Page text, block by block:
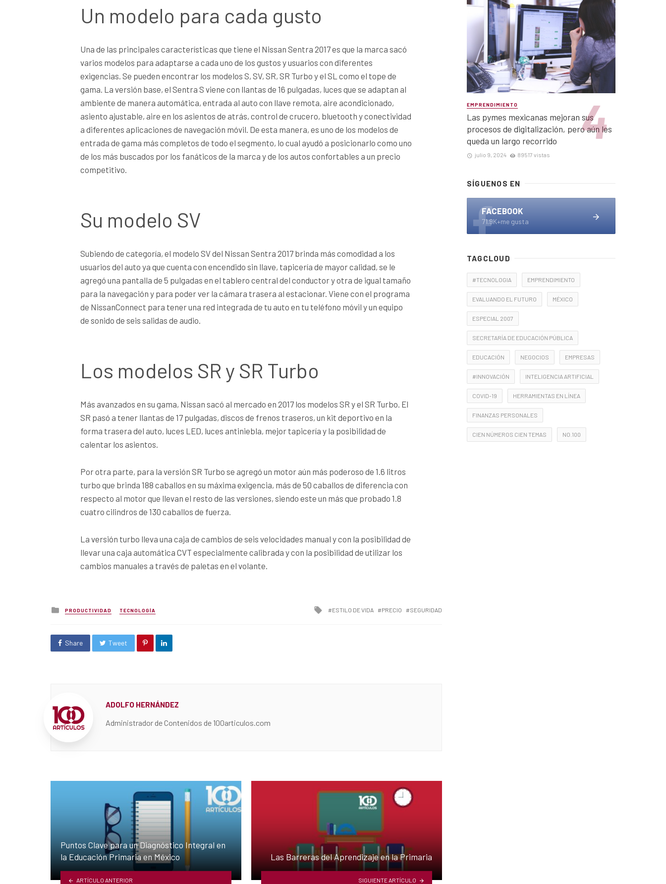
Un modelo para cada gusto
Una de las principales características que tiene el Nissan Sentra 2017 es que la marca sacó
varios modelos para adaptarse a cada uno de los gustos y usuarios con diferentes
exigencias. Se pueden encontrar los modelos S, SV, SR, SR Turbo y el SL como el tope de
gama. La versión base, el Sentra S viene con llantas de 16 pulgadas, luces que se adaptan al
ambiente de manera automática, entrada al auto con llave remota, aire acondicionado,
asiento ajustable, aire en los asientos de atrás, control de crucero, bluetooth y conectividad
a diferentes aplicaciones de navegación móvil. De esta manera, es uno de los modelos de
entrada de gama más completos de todo el segmento, lo cual ayudó a posicionarlo como uno
de los más buscados por los fanáticos de la marca y de los autos confortables a un precio
competitivo.
Su modelo SV
Subiendo de categoría, el modelo SV del Nissan Sentra 2017 brinda más comodidad a los
usuarios del auto ya que cuenta con encendido sin llave, tapicería de mayor calidad, se le
agregó una pantalla de 5 pulgadas en el tablero central del conductor y otra de igual tamaño
para la navegación y para poder ver la cámara trasera al estacionar. Viene con el programa
de NissanConnect para tener una red integrada de tu auto en tu teléfono móvil y un equipo
de sonido de seis salidas de audio.
Los modelos SR y SR Turbo
Más avanzados en su gama, Nissan sacó al mercado en 2017 los modelos SR y el SR Turbo. El
SR pasó a tener llantas de 17 pulgadas, discos de frenos traseros, un kit deportivo en la
forma trasera del auto, luces LED, luces antiniebla, mejor tapicería y la posibilidad de
calentar los asientos.
Por otra parte, para la versión SR Turbo se agregó un motor aún más poderoso de 1.6 litros
turbo que brinda 188 caballos en su máxima exigencia, más de 50 caballos de diferencia con
respecto al motor que llevan el resto de las versiones, siendo este un más que probado 1.8
cuatro cilindros de 130 caballos de fuerza.
La versión turbo lleva una caja de cambios de seis velocidades manual y con la posibilidad de
llevar una caja automática CVT especialmente calibrada y con la posibilidad de utilizar los
cambios manuales a través de paletas en el volante.
Posted
in
PRODUCTIVIDAD TECNOLOGÍA
Tagged
ESTILO DE VIDA PRECIO SEGURIDAD
Share Tweet
ADOLFO HERNÁNDEZ
Administrador de Contenidos de 100articulos.com
Puntos Clave para un Diagnóstico Integral en
la Educación Primaria en México
ARTÍCULO ANTERIOR
Las Barreras del Aprendizaje en la Primaria
SIGUIENTE ARTÍCULO
EMPRENDIMIENTO
Las pymes mexicanas mejoran sus
procesos de digitalización, pero aún les
queda un largo recorrido
julio 9, 2024 89517 vistas
SÍGUENOS EN
FACEBOOK
71.9K+me gusta
TAGCLOUD
#TECNOLOGIA EMPRENDIMIENTO
EVALUANDO EL FUTURO MÉXICO
ESPECIAL 2007
SECRETARÍA DE EDUCACIÓN PÚBLICA
EDUCACIÓN NEGOCIOS EMPRESAS
#INNOVACIÓN INTELIGENCIA ARTIFICIAL
COVID-19 HERRAMIENTAS EN LÍNEA
FINANZAS PERSONALES
CIEN NÚMEROS CIEN TEMAS NO.100